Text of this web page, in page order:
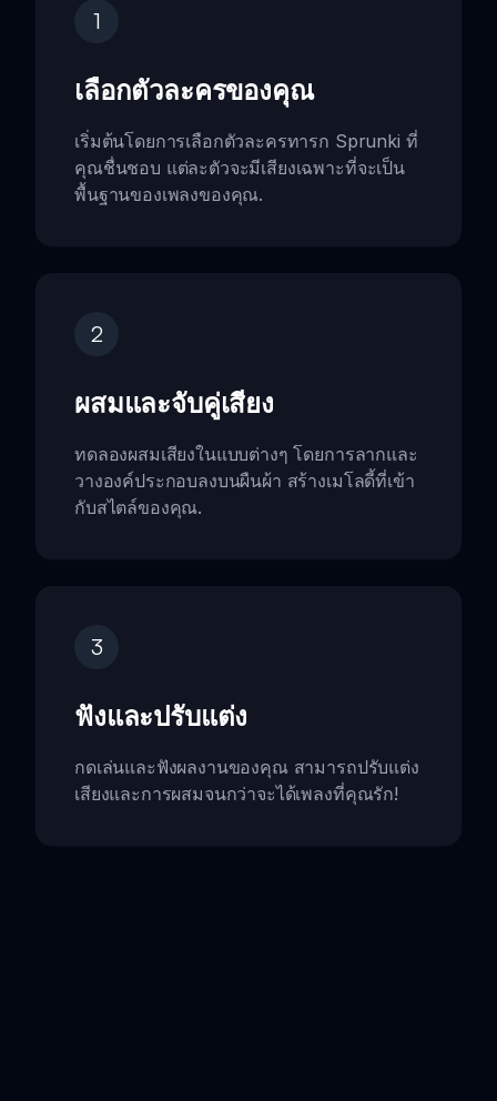
1
เลือกตัวละครของคุณ
เริ่มต้นโดยการเลือกตัวละครทารก Sprunki ที่
คุณชื่นชอบ แต่ละตัวจะมีเสียงเฉพาะที่จะเป็น
พื้นฐานของเพลงของคุณ.
2
ผสมและจับคู่เสียง
ทดลองผสมเสียงในแบบต่างๆ โดยการลากและ
วางองค์ประกอบลงบนผืนผ้า สร้างเมโลดี้ที่เข้า
กับสไตล์ของคุณ.
3
ฟังและปรับแต่ง
กดเล่นและฟังผลงานของคุณ สามารถปรับแต่ง
เสียงและการผสมจนกว่าจะได้เพลงที่คุณรัก!